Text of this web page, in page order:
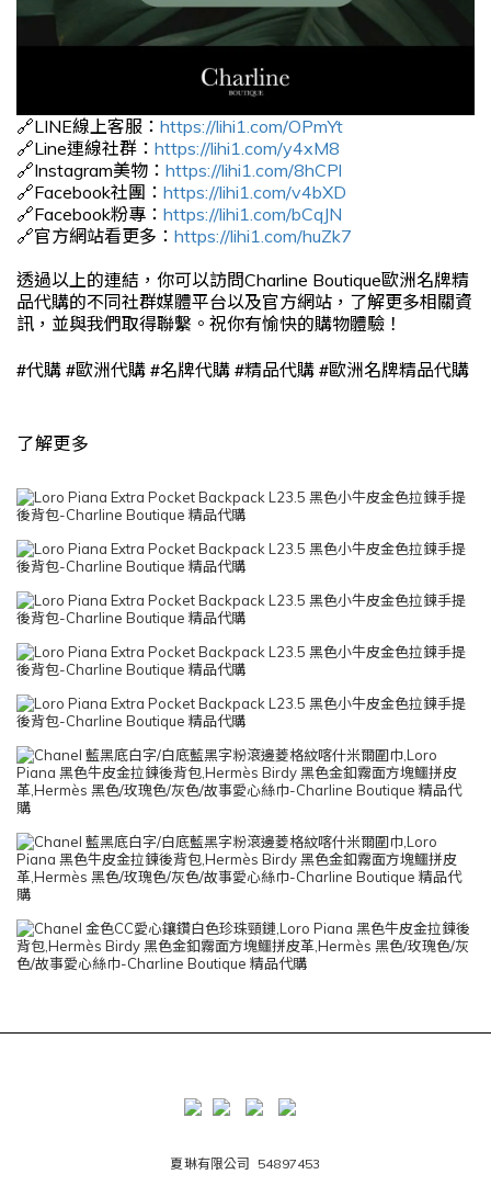
🔗LINE線上客服： https://lihi1.com/OPmYt
🔗Line連線社群： https://lihi1.com/y4xM8
🔗Instagram美物： https://lihi1.com/8hCPl
🔗Facebook社團： https://lihi1.com/v4bXD
🔗Facebook粉專： https://lihi1.com/bCqJN
🔗官方網站看更多： https://lihi1.com/huZk7
透過以上的連結，你可以訪問Charline Boutique歐洲名牌精
品代購的不同社群媒體平台以及官方網站，了解更多相關資
訊，並與我們取得聯繫。祝你有愉快的購物體驗！
#代購 #歐洲代購 #名牌代購 #精品代購 #歐洲名牌精品代購
了解更多
夏琳有限公司 54897453